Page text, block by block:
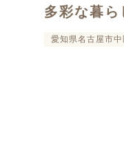
多彩な暮ら
愛知県名古屋市中